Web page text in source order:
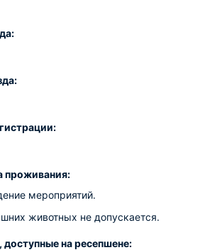
проживания:
мероприятий.
животных не допускается.
на ресепшене: